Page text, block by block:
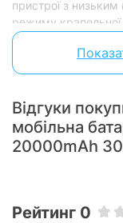
пристрої з
режиму крапельної
Екологічний
ПЛР-матеріалів та
Відгуки
мобільна
20000mAh
Рейтинг 0